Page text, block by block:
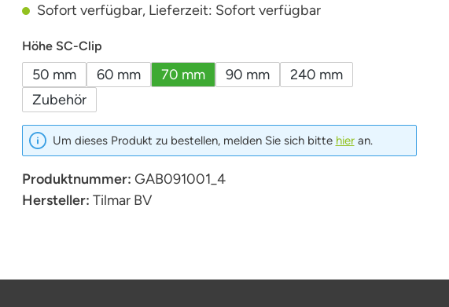
Sofort verfügbar, Lieferzeit: Sofort verfügbar
Höhe SC-Clipauswählen
50 mm 60 mm 70 mm 90 mm
240 mm
Zubehör
Um dieses Produkt zu bestellen, melden Sie sich bitte hieran.
Produktnummer: GAB091001_4
Hersteller: Tilmar BV